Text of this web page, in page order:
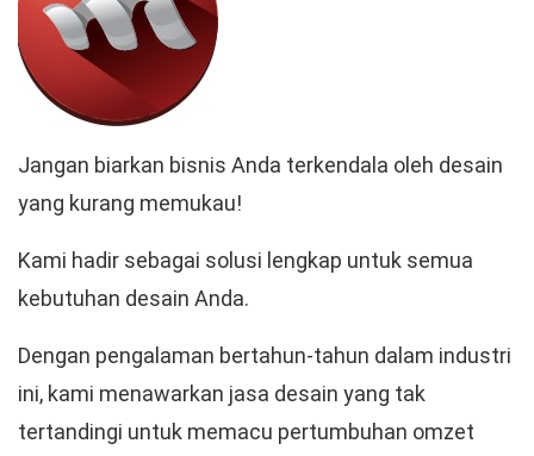
Jangan biarkan bisnis Anda terkendala oleh desain
yang kurang memukau!
Kami hadir sebagai solusi lengkap untuk semua
kebutuhan desain Anda.
Dengan pengalaman bertahun-tahun dalam industri
ini, kami menawarkan jasa desain yang tak
tertandingi untuk memacu pertumbuhan omzet